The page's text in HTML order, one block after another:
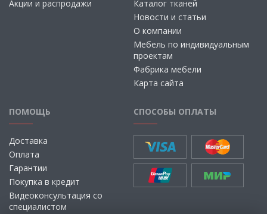
Акции и распродажи
Каталог тканей
Новости и статьи
О компании
Мебель по индивидуальным
проектам
Фабрика мебели
Карта сайта
ПОМОЩЬ
Доставка
Оплата
Гарантии
Покупка в кредит
Видеоконсультация со
специалистом
СПОСОБЫ ОПЛАТЫ